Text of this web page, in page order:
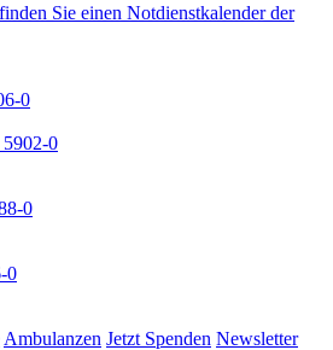
Sie einen Notdienstkalender der
0
0
0
0
Ambulanzen Jetzt Spenden Newsletter